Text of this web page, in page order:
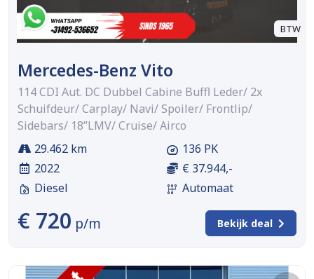
BTW
Mercedes-Benz Vito
114 CDI Aut. DC Dubbel Cabine Buffl Leder/ 2x
Schuifdeur/ Carplay/ Navi/ Spoiler/ Frontlip/
Sidebars/ 18”LMV/ Cruise/ Airco
29.462 km
2022
Diesel
136 PK
€ 37.944,-
Automaat
€ 720 p/m Bekijk deal